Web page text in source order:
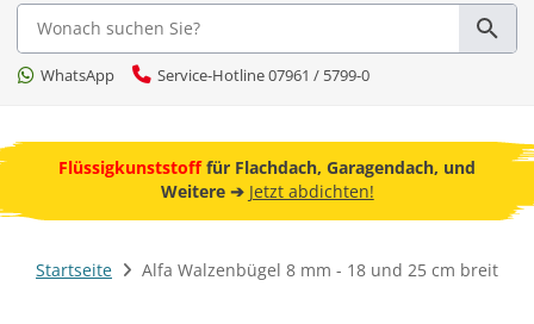
Suche
WhatsApp Service-Hotline 07961 / 5799-0
Flüssigkunststofffür Flachdach, Garagendach, und
Weitere ➔ Jetzt abdichten!
Startseite Alfa Walzenbügel 8 mm - 18 und 25 cm breit